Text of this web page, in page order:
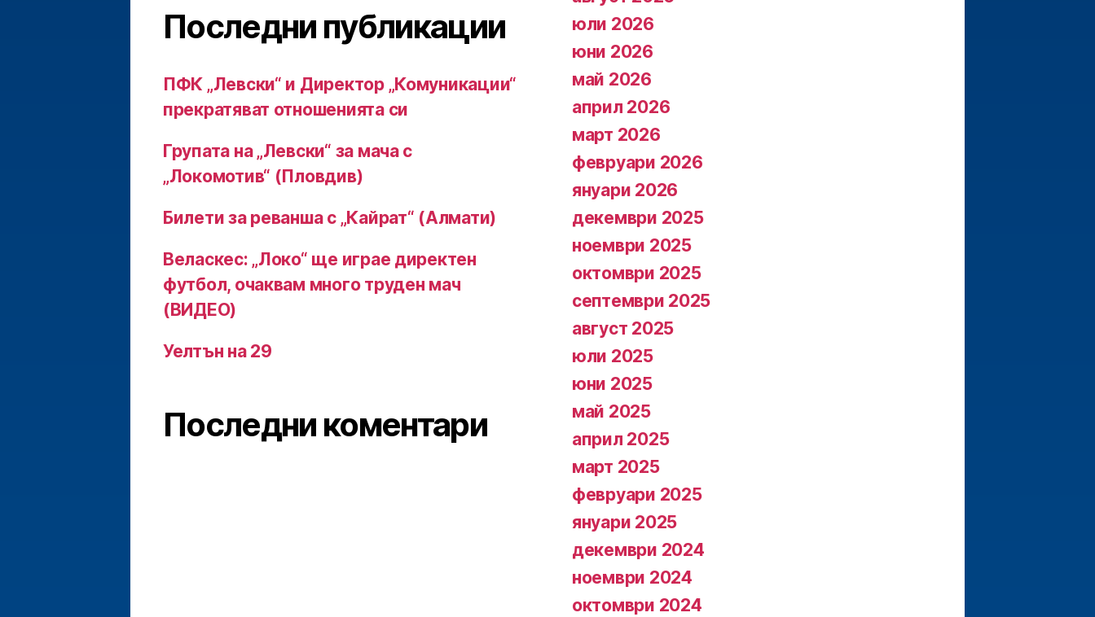
Последни публикации
ПФК „Левски“ и Директор „Комуникации“
прекратяват отношенията си
Групата на „Левски“ за мача с
„Локомотив“ (Пловдив)
Билети за реванша с „Кайрат“ (Алмати)
Веласкес: „Локо“ ще играе директен
футбол, очаквам много труден мач
(ВИДЕО)
Уелтън на 29
Последни коментари
юли 2026
юни 2026
май 2026
април 2026
март 2026
февруари 2026
януари 2026
декември 2025
ноември 2025
октомври 2025
септември 2025
август 2025
юли 2025
юни 2025
май 2025
април 2025
март 2025
февруари 2025
януари 2025
декември 2024
ноември 2024
октомври 2024